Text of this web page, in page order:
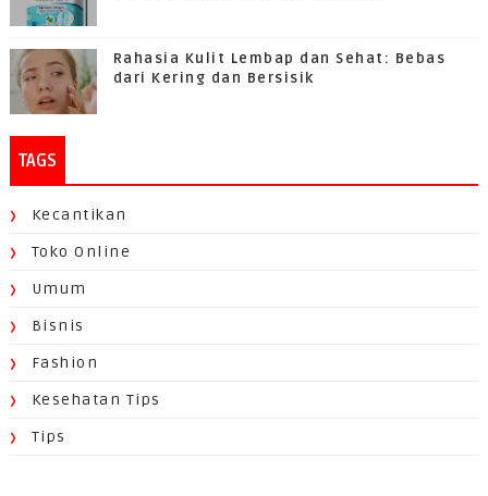
Rahasia Kulit Lembap dan Sehat: Bebas
dari Kering dan Bersisik
TAGS
Kecantikan
Toko Online
Umum
Bisnis
Fashion
Kesehatan Tips
Tips